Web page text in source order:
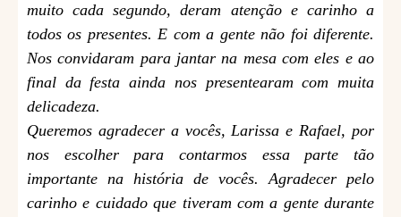
muito cada segundo, deram atenção e carinho a
todos os presentes. E com a gente não foi diferente.
Nos convidaram para jantar na mesa com eles e ao
final da festa ainda nos presentearam com muita
delicadeza.
Queremos agradecer a vocês, Larissa e Rafael, por
nos escolher para contarmos essa parte tão
importante na história de vocês. Agradecer pelo
carinho e cuidado que tiveram com a gente durante